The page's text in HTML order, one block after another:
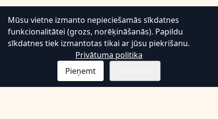
Mūsu vietne izmanto nepieciešamās sīkdatnes
funkcionalitātei (grozs, norēķināšanās). Papildu
sīkdatnes tiek izmantotas tikai ar jūsu piekrišanu.
Privātuma politika
Pieņemt